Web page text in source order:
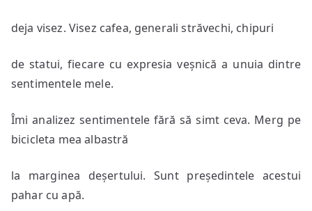
deja visez. Visez cafea, generali străvechi, chipuri
de statui, fiecare cu expresia veșnică a unuia dintre
sentimentele mele.
Îmi analizez sentimentele fără să simt ceva. Merg pe
bicicleta mea albastră
la marginea deșertului. Sunt președintele acestui
pahar cu apă.